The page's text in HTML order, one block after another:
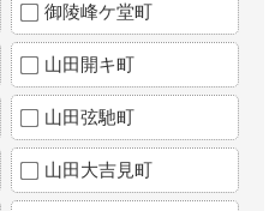
御陵峰ケ堂町
山田開キ町
山田弦馳町
山田大吉見町